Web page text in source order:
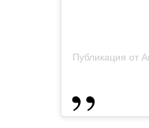
Публикация от